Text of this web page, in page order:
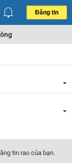
Đăng tin
tin rao của bạn.